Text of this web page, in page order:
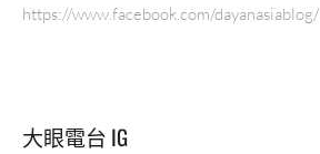
https://www.facebook.com/dayanasiablog/
大眼電台 IG